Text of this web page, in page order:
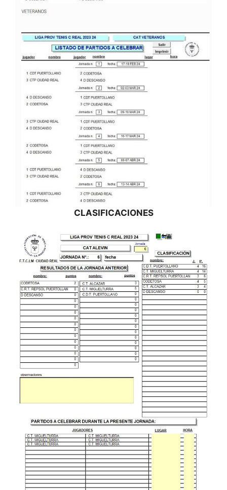
CLASIFICACIONES